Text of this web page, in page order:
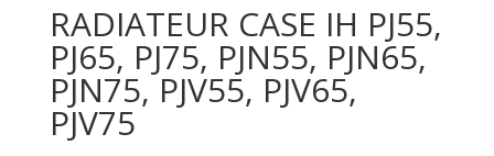
RADIATEUR CASE IH PJ55,
PJ65, PJ75, PJN55, PJN65,
PJN75, PJV55, PJV65,
PJV75